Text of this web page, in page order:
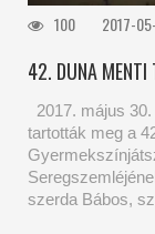
100 2017-
42. DUNA MENTI
2017. május
tartották meg a
szerda Bábos,